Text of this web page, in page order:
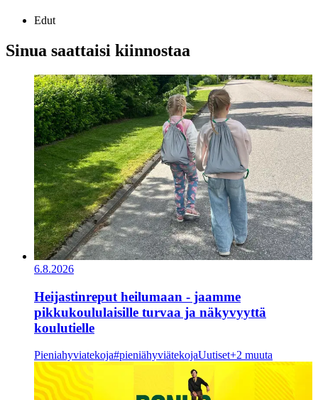
Edut
Sinua saattaisi kiinnostaa
6.8.2026
Heijastinreput heilumaan - jaamme
pikkukoululaisille turvaa ja näkyvyyttä
koulutielle
Pieniahyviatekoja#pieniähyviätekojaUutiset+2 muuta